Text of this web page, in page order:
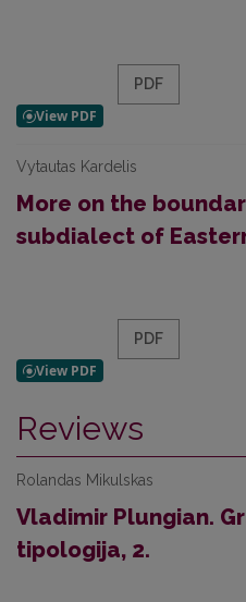
PDF
Vytautas Kardelis
More on the
subdialect of
PDF
Reviews
Rolandas Mikulskas
Vladimir Plungian.
tipologija, 2.